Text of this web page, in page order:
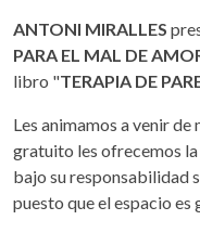
ANTONI MIRALLES
PARA EL MAL DE
libro "TERAPIA DE
Les animamos a venir de
gratuito les ofrecemos
bajo su responsabilidad
puesto que el espacio es